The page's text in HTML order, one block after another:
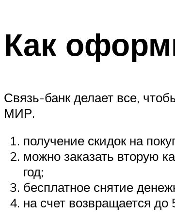
Как
Связь-банк делает все,
МИР.
получение скидок на
можно заказать вторую
год;
бесплатное снятие
на счет возвращается до